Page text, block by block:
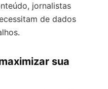
jornalistas
de dados
sua